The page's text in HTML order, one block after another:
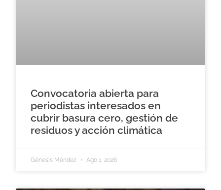
Convocatoria abierta para
periodistas interesados en
cubrir basura cero, gestión de
residuos y acción climática
Génesis Méndez Ago 1, 2026